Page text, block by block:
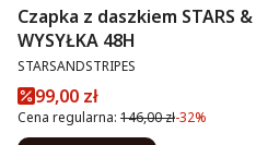
Czapka z daszkiem STARS &
WYSYŁKA 48H
PRODUCENT
STARSANDSTRIPES
Cena promocyjna
99,00 zł
Cena regularna: 146,00 zł-32%